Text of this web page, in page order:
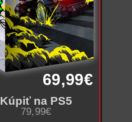
69,99€
Kúpiť na PS5
79,99€